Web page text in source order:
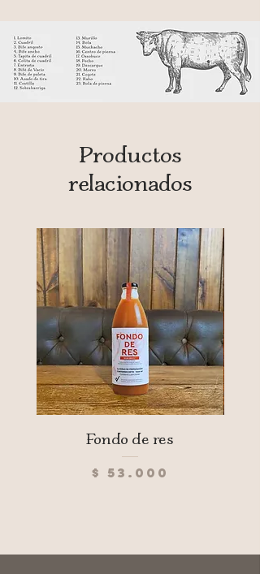
Productos
relacionados
Fondo de res
Precio
$ 53.000